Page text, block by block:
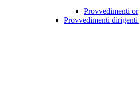
Provvedimenti
Provvedimenti